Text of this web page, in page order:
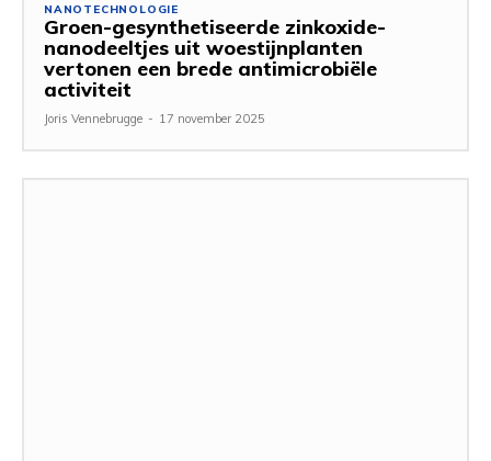
NANOTECHNOLOGIE
Groen-gesynthetiseerde zinkoxide-
nanodeeltjes uit woestijnplanten
vertonen een brede antimicrobiële
activiteit
Joris Vennebrugge - 17 november 2025